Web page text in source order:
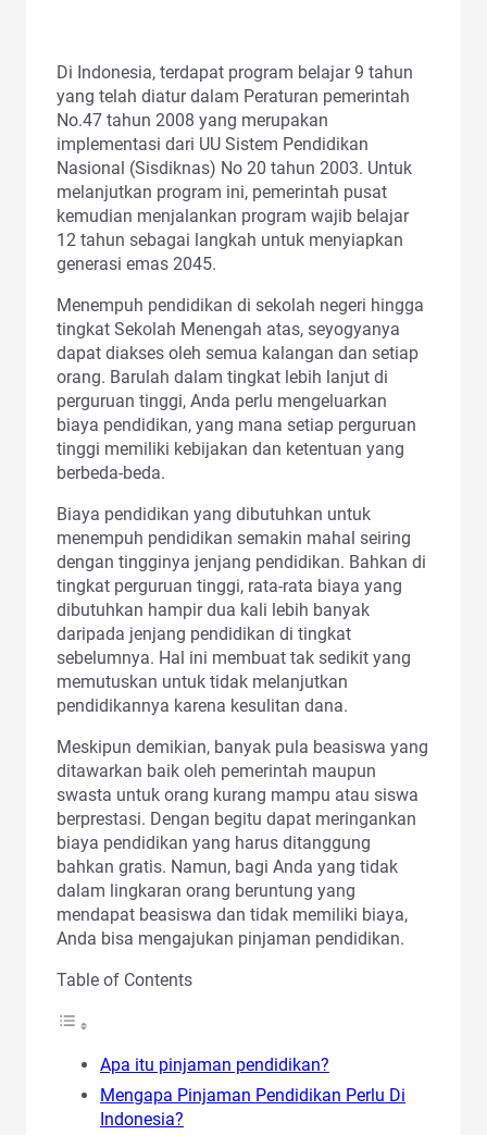
Di Indonesia, terdapat program belajar 9 tahun
yang telah diatur dalam Peraturan pemerintah
No.47 tahun 2008 yang merupakan
implementasi dari UU Sistem Pendidikan
Nasional (Sisdiknas) No 20 tahun 2003. Untuk
melanjutkan program ini, pemerintah pusat
kemudian menjalankan program wajib belajar
12 tahun sebagai langkah untuk menyiapkan
generasi emas 2045.
Menempuh pendidikan di sekolah negeri hingga
tingkat Sekolah Menengah atas, seyogyanya
dapat diakses oleh semua kalangan dan setiap
orang. Barulah dalam tingkat lebih lanjut di
perguruan tinggi, Anda perlu mengeluarkan
biaya pendidikan, yang mana setiap perguruan
tinggi memiliki kebijakan dan ketentuan yang
berbeda-beda.
Biaya pendidikan yang dibutuhkan untuk
menempuh pendidikan semakin mahal seiring
dengan tingginya jenjang pendidikan. Bahkan di
tingkat perguruan tinggi, rata-rata biaya yang
dibutuhkan hampir dua kali lebih banyak
daripada jenjang pendidikan di tingkat
sebelumnya. Hal ini membuat tak sedikit yang
memutuskan untuk tidak melanjutkan
pendidikannya karena kesulitan dana.
Meskipun demikian, banyak pula beasiswa yang
ditawarkan baik oleh pemerintah maupun
swasta untuk orang kurang mampu atau siswa
berprestasi. Dengan begitu dapat meringankan
biaya pendidikan yang harus ditanggung
bahkan gratis. Namun, bagi Anda yang tidak
dalam lingkaran orang beruntung yang
mendapat beasiswa dan tidak memiliki biaya,
Anda bisa mengajukan pinjaman pendidikan.
Table of Contents
Apa itu pinjaman pendidikan?
Mengapa Pinjaman Pendidikan Perlu Di
Indonesia?